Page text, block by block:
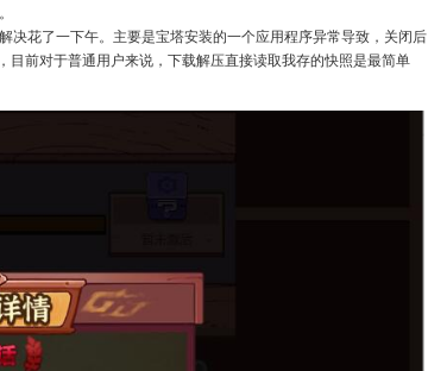
决花了一下午。主要是宝塔安装的一个应用程序异常导致，关闭后
前对于普通用户来说，下载解压直接读取我存的快照是最简单